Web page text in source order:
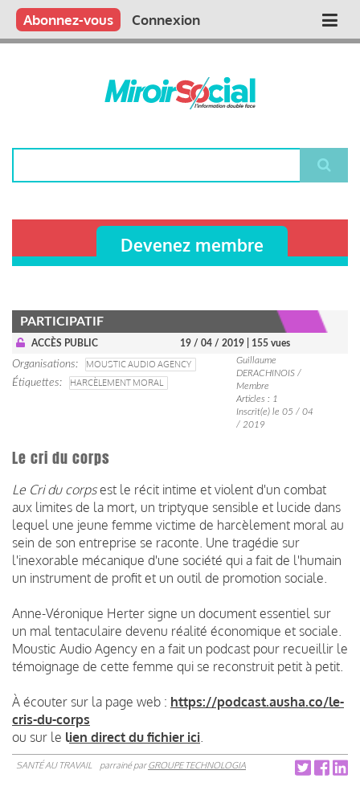
Aller
contenu
Main
Qui sommes nous ?
Vous publiez
Nous publions
Contactez-nous
Abonnez-vous Connexion
Devenez membre
PARTICIPATIF
ACCÈS PUBLIC 19 / 04 / 2019 | 155 vues
Organisations
MOUSTIC AUDIO AGENCY
Étiquettes
HARCÈLEMENT MORAL
Guillaume
DERACHINOIS /
Membre
Articles : 1
Inscrit(e) le 05 / 04
/ 2019
Le cri du corps
Le Cri du corpsest le récit intime et violent d'un combat
aux limites de la mort, un triptyque sensible et lucide dans
lequel une jeune femme victime de harcèlement moral au
sein de son entreprise se raconte. Une tragédie sur
l'inexorable mécanique d'une société qui a fait de l'humain
un instrument de profit et un outil de promotion sociale.
Anne-Véronique Herter signe un document essentiel sur
un mal tentaculaire devenu réalité économique et sociale.
Moustic Audio Agency en a fait un podcast pour recueillir le
témoignage de cette femme qui se reconstruit petit à petit.
À écouter sur la page web : https://podcast.ausha.co/le-
cris-du-corps
ou sur le lien direct du fichier ici
SANTÉ AU TRAVAIL parrainé parGROUPE TECHNOLOGIA